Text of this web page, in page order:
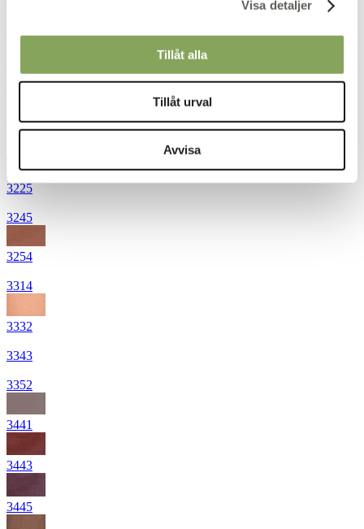
Visa detaljer
Tillåt alla
Tillåt urval
Avvisa
3111
3225
3245
3254
3314
3332
3343
3352
3441
3443
3445